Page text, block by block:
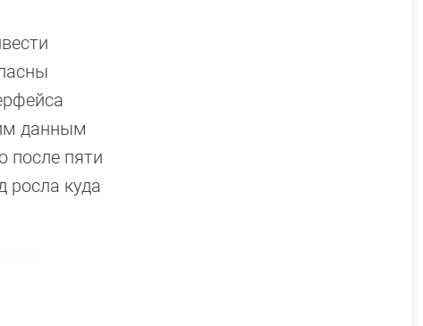
данным
после пяти
росла куда